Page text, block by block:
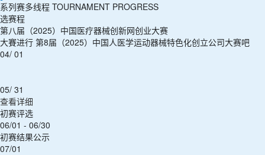
系列赛多线程 TOURNAMENT PROGRESS
选赛程
第八届（2025）中国医疗器械创新网创业大赛
大賽进行 第8届（2025）中国人医学运动器械特色化创立公司大赛吧
04/ 01
05/ 31
查看详细
初赛评选
06/01 - 06/30
初赛结果公示
07/01